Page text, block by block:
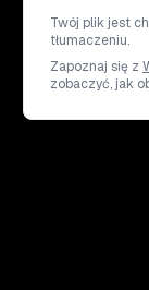
Twój plik jest
tłumaczeniu.
Zapoznaj się z
zobaczyć, jak